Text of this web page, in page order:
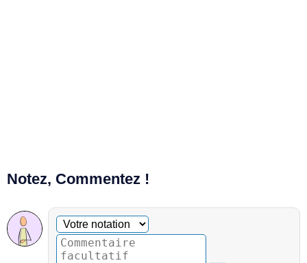
Notez, Commentez !
Commentaire facultatif
Votre notation